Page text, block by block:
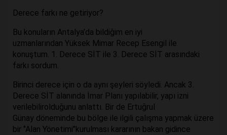
Derece farkı ne getiriyor?
Bu konuların Antalya’da bildiğim en iyi
uzmanlarından Yüksek Mimar Recep Esengil ile
konuştum. 1. Derece SİT ile 3. Derece SİT arasındaki
farkı sordum.
Birinci derece için o da aynı şeyleri söyledi. Ancak 3.
Derece SİT alanında İmar Planı yapılabilir, yapı izni
verilebilirolduğunu anlattı. Bir de Ertuğrul
Günay döneminde bu bölge ile ilgili çalışma yapmak üzere
bir ‘’Alan Yönetimi’’kurulması kararının bakan gidince